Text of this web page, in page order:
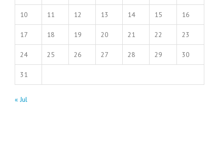
10 11 12 13 14 15 16
17 18 19 20 21 22 23
24 25 26 27 28 29 30
31
« Jul